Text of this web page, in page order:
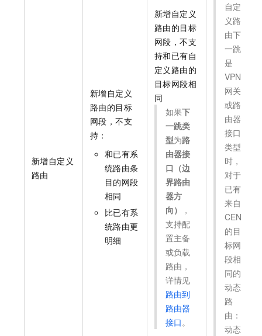
新增自定义
路由
新增自定义
路由的目标
网段，不支
持：
和已有系
统路由条
目的网段
相同
比已有系
统路由更
明细
新增自定义
路由的目标
网段，不支
持和已有自
定义路由的
目标网段相
同
如果下
一跳类
型为路
由器接
口（边
界路由
器方
向）
，
支持配
置主备
或负载
路由，
详情见
路由到
路由器
接口。
自定
义路
由下
一跳
是
VPN
网关
或路
由器
接口
类型
时，
对于
已有
来自
CEN
的目
标网
段相
同的
动态
路
由：
动态